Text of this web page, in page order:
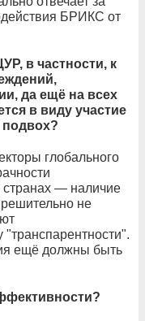
БРИКС от
в частности, к
да ещё на всех
в виду участие
глобального
странах — наличие
не
"транспарентности".
ещё должны быть